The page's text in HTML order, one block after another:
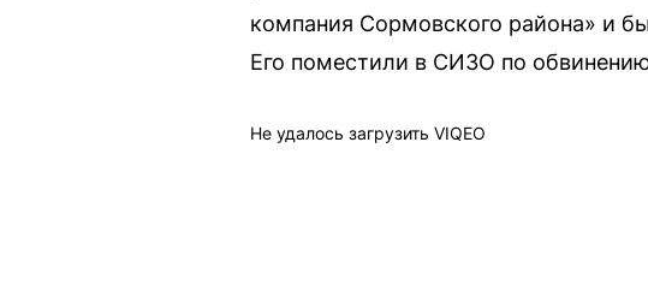
компания Сормовского района» и
Его поместили в СИЗО по
Не удалось загрузить VIQEO